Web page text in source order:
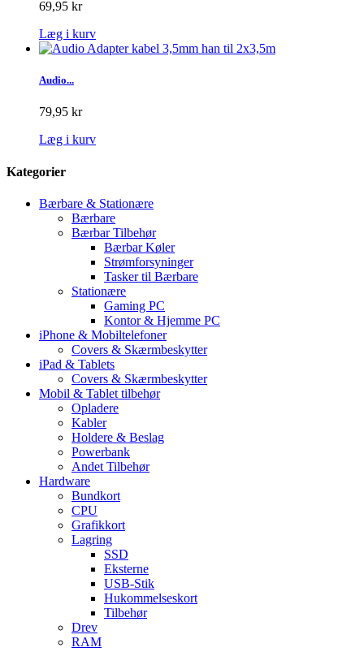
69,95 kr
Læg i kurv
Audio...
79,95 kr
Læg i kurv
Kategorier
Bærbare & Stationære
Bærbare
Bærbar Tilbehør
Bærbar Køler
Strømforsyninger
Tasker til Bærbare
Stationære
Gaming PC
Kontor & Hjemme PC
iPhone & Mobiltelefoner
Covers & Skærmbeskytter
iPad & Tablets
Covers & Skærmbeskytter
Mobil & Tablet tilbehør
Opladere
Kabler
Holdere & Beslag
Powerbank
Andet Tilbehør
Hardware
Bundkort
CPU
Grafikkort
Lagring
SSD
Eksterne
USB-Stik
Hukommelseskort
Tilbehør
Drev
RAM